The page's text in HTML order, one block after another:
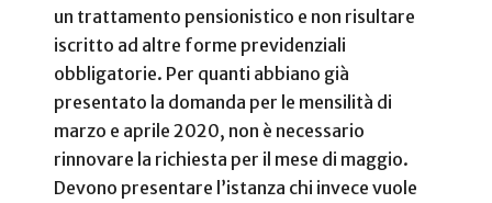
un trattamento pensionistico e non risultare
iscritto ad altre forme previdenziali
obbligatorie. Per quanti abbiano già
presentato la domanda per le mensilità di
marzo e aprile 2020, non è necessario
rinnovare la richiesta per il mese di maggio.
Devono presentare l’istanza chi invece vuole